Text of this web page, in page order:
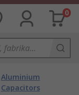
0
Aluminium
Capacitors